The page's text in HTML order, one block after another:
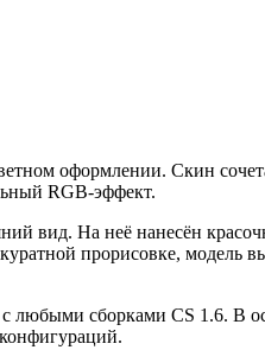
оформлении. Скин
RGB-эффект.
вид. На неё нанесён
прорисовке, модель
любыми сборками CS 1.6. В